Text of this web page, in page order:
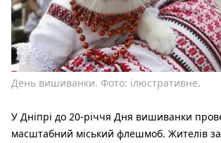
День вишиванки. Фото: ілюстративне.
У Дніпрі до 20-річчя Дня вишиванки
масштабний міський флешмоб. Жителів